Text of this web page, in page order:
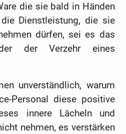
die sie bald in Händen
Dienstleistung, die sie
dürfen, sei es das
der Verzehr eines
unverständlich, warum
Personal diese positive
innere Lächeln und
nehmen, es verstärken